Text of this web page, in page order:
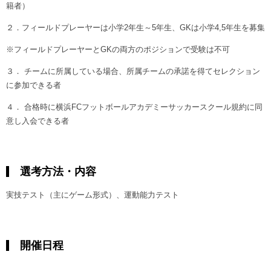
籍者）
２．フィールドプレーヤーは小学2年生～5年生、GKは小学4,5年生を募集
※フィールドプレーヤーとGKの両方のポジションで受験は不可
３． チームに所属している場合、所属チームの承諾を得てセレクション
に参加できる者
４． 合格時に横浜FCフットボールアカデミーサッカースクール規約に同
意し入会できる者
選考方法・内容
実技テスト（主にゲーム形式）、運動能力テスト
開催日程